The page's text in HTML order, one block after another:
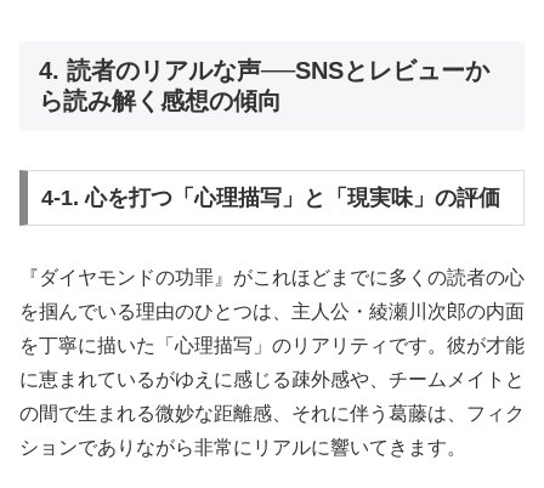
4. 読者のリアルな声──SNSとレビューか
ら読み解く感想の傾向
4-1. 心を打つ「心理描写」と「現実味」の評価
『ダイヤモンドの功罪』がこれほどまでに多くの読者の心
を掴んでいる理由のひとつは、主人公・綾瀬川次郎の内面
を丁寧に描いた「心理描写」のリアリティです。彼が才能
に恵まれているがゆえに感じる疎外感や、チームメイトと
の間で生まれる微妙な距離感、それに伴う葛藤は、フィク
ションでありながら非常にリアルに響いてきます。